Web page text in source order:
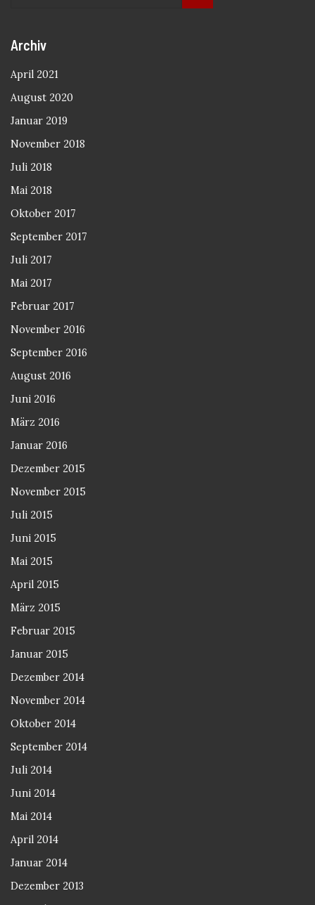
Archiv
April 2021
August 2020
Januar 2019
November 2018
Juli 2018
Mai 2018
Oktober 2017
September 2017
Juli 2017
Mai 2017
Februar 2017
November 2016
September 2016
August 2016
Juni 2016
März 2016
Januar 2016
Dezember 2015
November 2015
Juli 2015
Juni 2015
Mai 2015
April 2015
März 2015
Februar 2015
Januar 2015
Dezember 2014
November 2014
Oktober 2014
September 2014
Juli 2014
Juni 2014
Mai 2014
April 2014
Januar 2014
Dezember 2013